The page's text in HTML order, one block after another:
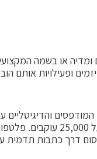
או בשמה
ופעילויות אותם
ומפעילה עמוד הפייסבוק
דרך כתבות תדמית